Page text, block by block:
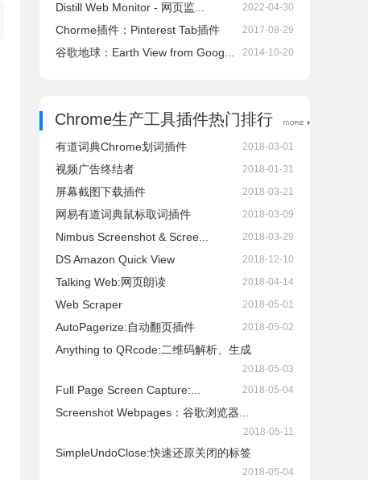
Distill Web Monitor - 网页监... 2022-04-30
Chorme插件：Pinterest Tab插件 2017-08-29
谷歌地球：Earth View from Goog... 2014-10-20
Chrome生产工具插件热门排行
有道词典Chrome划词插件 2018-03-01
视频广告终结者 2018-01-31
屏幕截图下载插件 2018-03-21
网易有道词典鼠标取词插件 2018-03-09
Nimbus Screenshot & Scree... 2018-03-29
DS Amazon Quick View 2018-12-10
Talking Web:网页朗读 2018-04-14
Web Scraper 2018-05-01
AutoPagerize:自动翻页插件 2018-05-02
Anything to QRcode:二维码解析、生成
2018-05-03
Full Page Screen Capture:... 2018-05-04
Screenshot Webpages：谷歌浏览器...
2018-05-11
SimpleUndoClose:快速还原关闭的标签
2018-05-04